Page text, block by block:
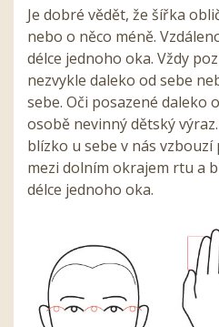
Je dobré vědět, že šířka
nebo o něco méně.
délce jednoho oka. Vždy
nezvykle daleko od sebe
sebe. Oči posazené daleko
osobě nevinný dětský
blízko u sebe v nás
mezi dolním okrajem rtu a
délce jednoho oka.